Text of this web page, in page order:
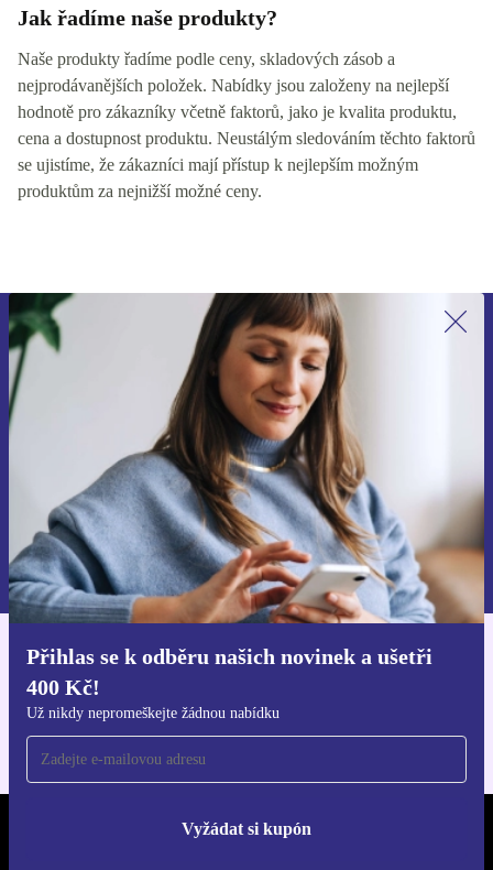
Jak řadíme naše produkty?
Naše produkty řadíme podle ceny, skladových zásob a
nejprodávanějších položek. Nabídky jsou založeny na nejlepší
hodnotě pro zákazníky včetně faktorů, jako je kvalita produktu,
cena a dostupnost produktu. Neustálým sledováním těchto faktorů
se ujistíme, že zákazníci mají přístup k nejlepším možným
produktům za nejnižší možné ceny.
Přihlas se k odběru našich novinek a ušetři
400 Kč!
Už nikdy nepromeškejte žádnou nabídku
Vyžádat si kupón
Přihlas se k odběru našich novinek a
ušetři 400 Kč!
Už nikdy nepromeškej žádnou nabídku.
Chci voucher
Informace o použití osobních údajů najdeš v našich
Zásadách ochrany osobních údajů.
Stáhni si aplikaci refurbed
REFURBED ČESKO - RETHINK NEW.